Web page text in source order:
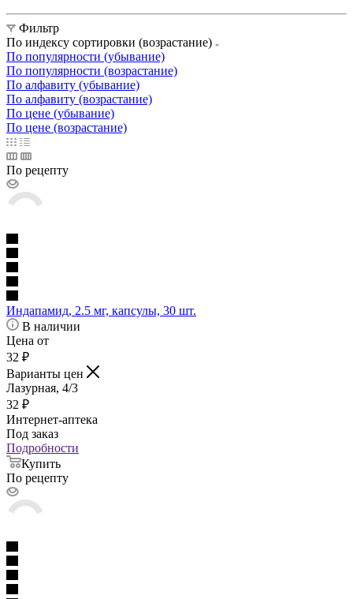
Фильтр
По индексу сортировки (возрастание)
По популярности (убывание)
По популярности (возрастание)
По алфавиту (убывание)
По алфавиту (возрастание)
По цене (убывание)
По цене (возрастание)
По рецепту
Индапамид, 2.5 мг, капсулы, 30 шт.
В наличии
Цена от
32 ₽
Варианты цен
Лазурная, 4/3
32 ₽
Интернет-аптека
Под заказ
Подробности
Купить
По рецепту